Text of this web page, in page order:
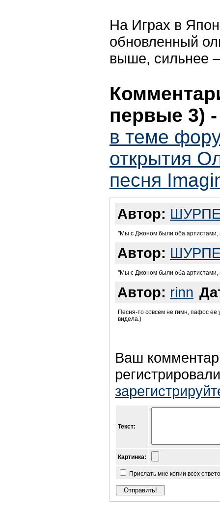
На Играх в
обновленный
выше, сильнее
первые 3)
в теме
открытия
песня
Автор:
"Мы с Джоном были оба артистами,
Автор:
"Мы с Джоном были оба артистами,
Автор: rinn
Песня-то совсем не гимн, пафос ее
видела.)
Ваш
Текст:
Картинка:
Прислать мне копии всех